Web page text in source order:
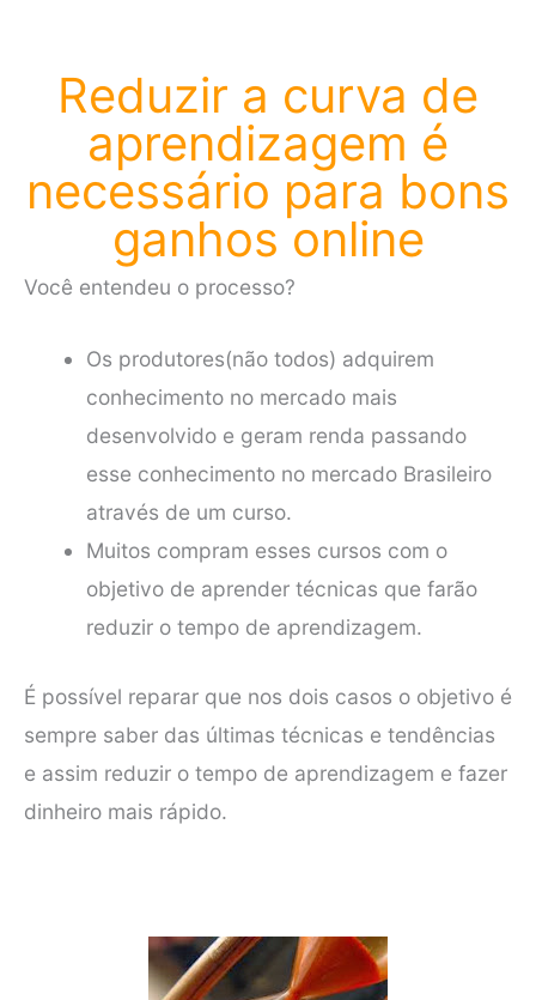
Reduzir a curva de
aprendizagem é
necessário para bons
ganhos online
Você entendeu o processo?
Os produtores(não todos) adquirem
conhecimento no mercado mais
desenvolvido e geram renda passando
esse conhecimento no mercado Brasileiro
através de um curso.
Muitos compram esses cursos com o
objetivo de aprender técnicas que farão
reduzir o tempo de aprendizagem.
É possível reparar que nos dois casos o objetivo é
sempre saber das últimas técnicas e tendências
e assim reduzir o tempo de aprendizagem e fazer
dinheiro mais rápido.